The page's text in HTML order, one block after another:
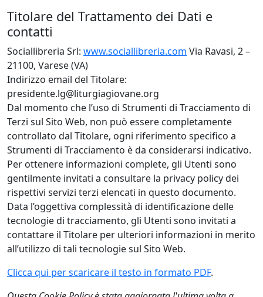
Titolare del Trattamento dei Dati e
contatti
Sociallibreria Srl: www.sociallibreria.com Via Ravasi, 2 –
21100, Varese (VA)
Indirizzo email del Titolare:
presidente.lg@liturgiagiovane.org
Dal momento che l’uso di Strumenti di Tracciamento di
Terzi sul Sito Web, non può essere completamente
controllato dal Titolare, ogni riferimento specifico a
Strumenti di Tracciamento è da considerarsi indicativo.
Per ottenere informazioni complete, gli Utenti sono
gentilmente invitati a consultare la privacy policy dei
rispettivi servizi terzi elencati in questo documento.
Data l’oggettiva complessità di identificazione delle
tecnologie di tracciamento, gli Utenti sono invitati a
contattare il Titolare per ulteriori informazioni in merito
all’utilizzo di tali tecnologie sul Sito Web.
Clicca qui per scaricare il testo in formato PDF.